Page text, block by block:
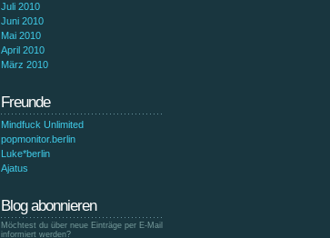
Juli 2010
Juni 2010
Mai 2010
April 2010
März 2010
Freunde
Mindfuck Unlimited
popmonitor.berlin
Luke*berlin
Ajatus
Blog abonnieren
Möchtest du über neue Einträge per E-Mail
informiert werden?